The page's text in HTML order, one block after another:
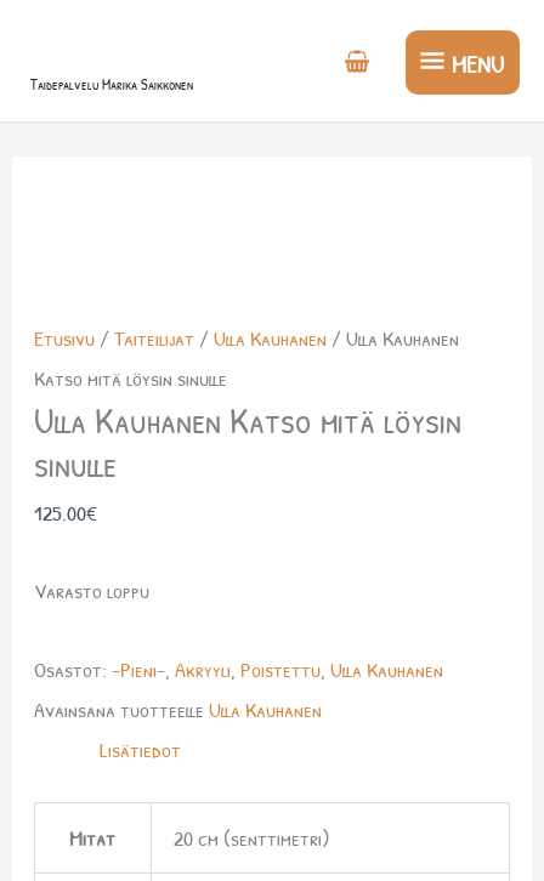
Taidepalvelu Marika Saikkonen
MENU
MENU
Etusivu/ Taiteilijat / Ulla Kauhanen / Ulla Kauhanen
Katso mitä löysin sinulle
Ulla Kauhanen Katso mitä löysin
sinulle
125.00€
Varasto loppu
Osastot: -Pieni-, Akryyli, Poistettu, Ulla Kauhanen
Avainsana tuotteelle Ulla Kauhanen
Lisätiedot
Mitat 20 cm (senttimetri)